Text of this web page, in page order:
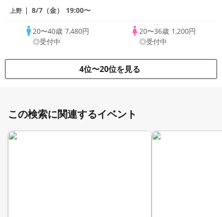
上野 8/7（金） 19:00〜
20〜40歳 7,480円
◎受付中
20〜36歳 1,200円
◎受付中
4位〜20位を見る
この検索に関連するイベント